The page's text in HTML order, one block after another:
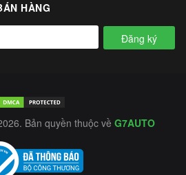
HÀNG
Đăng ký
Bản quyền thuộc về G7AUTO